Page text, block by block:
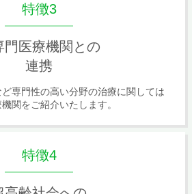
特徴3
門医療機関との
連携
専門性の高い分野の治療に関しては
関をご紹介いたします。
特徴4